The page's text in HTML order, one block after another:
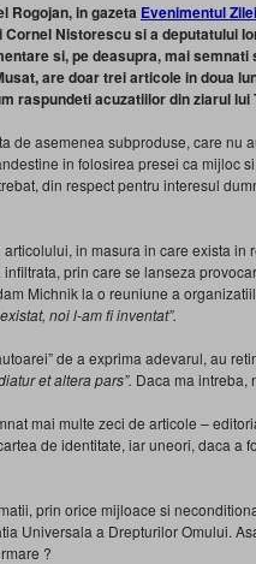
Rogojan, in gazeta Evenimentul Zilei
Nistorescu si a deputatului
si, pe deasupra, mai semnati
are doar trei articole in doua
raspundeti acuzatiilor din ziarul
de asemenea subproduse, care nu
in folosirea presei ca mijloc
din respect pentru interesul
in masura in care exista in
prin care se lanseza
Michnik la o reuniune a
noi l-am fi inventat”.
de a exprima adevarul, au
et altera pars”. Daca ma intreba,
mai multe zeci de articole –
de identitate, iar uneori, daca a
prin orice mijloace si
Universala a Drepturilor Omului.
?